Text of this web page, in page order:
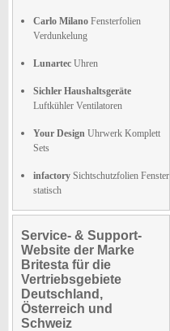
Carlo Milano Fensterfolien
Verdunkelung
Lunartec Uhren
Sichler Haushaltsgeräte
Luftkühler Ventilatoren
Your Design Uhrwerk Komplett
Sets
infactory Sichtschutzfolien Fenster
statisch
Service- & Support-
Website der Marke
Britesta für die
Vertriebsgebiete
Deutschland,
Österreich und
Schweiz